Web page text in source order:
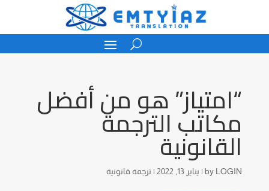
“امتياز” هو من أفضل
مكاتب الترجمة
القانونية
by LOGIN
| يناير 13, 2022 | ترجمة قانونية